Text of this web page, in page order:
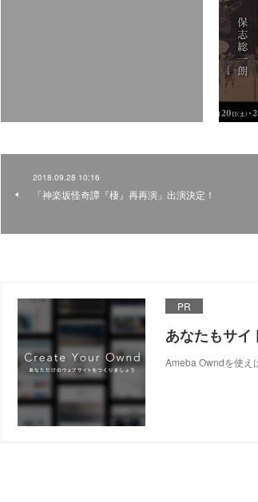
2018.09.28 10:16
「神楽坂怪奇譚『棲』再再演」出演決定！
PR
あなたもサイ
Ameba Owndを使え